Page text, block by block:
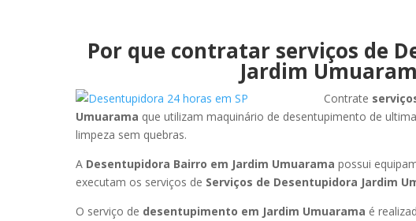
Por que contratar serviços de
Jardim
Contrate
Umuarama que utilizam maquinário de desentupimento de
limpeza sem quebras.
A Desentupidora Bairro em Jardim Umuarama possui
executam os serviços de Serviços de Desentupidora Jardim
O serviço de desentupimento em Jardim Umuarama é